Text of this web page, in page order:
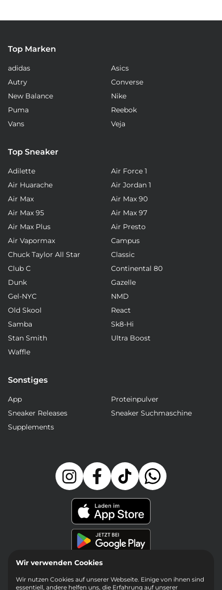
Top Marken
adidas
Asics
Autry
Converse
New Balance
Nike
Puma
Reebok
Vans
Veja
Top Sneaker
Adilette
Air Force 1
Air Huarache
Air Jordan 1
Air Max
Air Max 90
Air Max 95
Air Max 97
Air Max Plus
Air Presto
Air Vapormax
Campus
Chuck Taylor All Star
Classic
Club C
Continental 80
Dunk
Gazelle
Gel-NYC
NMD
Old Skool
React
Samba
Sk8-Hi
Stan Smith
Ultra Boost
Waffle
Sonstiges
App
Proteinpulver
Sneaker Releases
Sneaker Suchmaschine
Supplements
Wir verwenden Cookies
Wir nutzen Cookies auf unserer Webseite. Einige von ihnen sind
essentiell, andere helfen uns, die Erfahrung auf unserer